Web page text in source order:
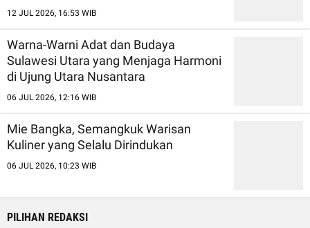
12 JUL 2026, 16:53 WIB
Warna-Warni Adat dan Budaya
Sulawesi Utara yang Menjaga Harmoni
di Ujung Utara Nusantara
06 JUL 2026, 12:16 WIB
Mie Bangka, Semangkuk Warisan
Kuliner yang Selalu Dirindukan
06 JUL 2026, 10:23 WIB
PILIHAN REDAKSI